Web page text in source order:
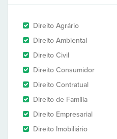
Direito Agrário
Direito Ambiental
Direito Civil
Direito Consumidor
Direito Contratual
Direito de Família
Direito Empresarial
Direito Imobiliário